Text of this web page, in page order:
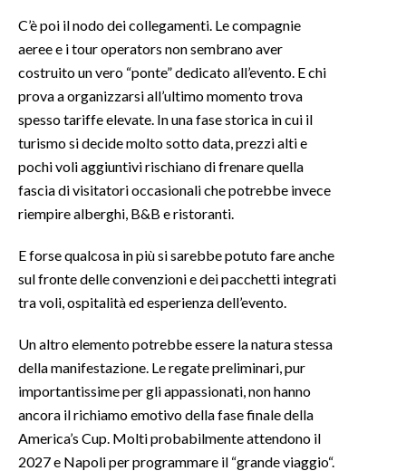
NECROLOGI
PUBBLICITÀ
SPIAGGE
STORE
C’è poi il nodo dei collegamenti. Le compagnie
aeree e i tour operators non sembrano aver
costruito un vero “ponte” dedicato all’evento. E chi
prova a organizzarsi all’ultimo momento trova
spesso tariffe elevate. In una fase storica in cui il
turismo si decide molto sotto data, prezzi alti e
pochi voli aggiuntivi rischiano di frenare quella
fascia di visitatori occasionali che potrebbe invece
riempire alberghi, B&B e ristoranti.
E forse qualcosa in più si sarebbe potuto fare anche
sul fronte delle convenzioni e dei pacchetti integrati
tra voli, ospitalità ed esperienza dell’evento.
Un altro elemento potrebbe essere la natura stessa
della manifestazione. Le regate preliminari, pur
importantissime per gli appassionati, non hanno
ancora il richiamo emotivo della fase finale della
America’s Cup. Molti probabilmente attendono il
2027 e Napoli per programmare il “grande viaggio“.